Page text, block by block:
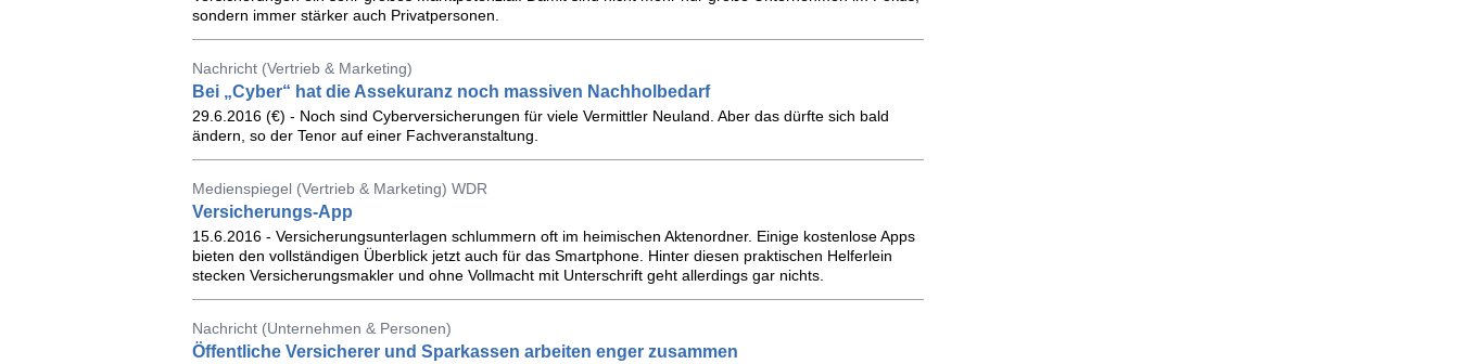
sondern immer stärker auch Privatpersonen.
Nachricht (Vertrieb & Marketing)
Bei „Cyber“ hat die Assekuranz noch massiven Nachholbedarf
29.6.2016 (€) - Noch sind Cyberversicherungen für viele Vermittler Neuland. Aber das dürfte sich bald
ändern, so der Tenor auf einer Fachveranstaltung.
Medienspiegel (Vertrieb & Marketing) WDR
Versicherungs-App
15.6.2016 - Versicherungsunterlagen schlummern oft im heimischen Aktenordner. Einige kostenlose Apps
bieten den vollständigen Überblick jetzt auch für das Smartphone. Hinter diesen praktischen Helferlein
stecken Versicherungsmakler und ohne Vollmacht mit Unterschrift geht allerdings gar nichts.
Nachricht (Unternehmen & Personen)
Öffentliche Versicherer und Sparkassen arbeiten enger zusammen